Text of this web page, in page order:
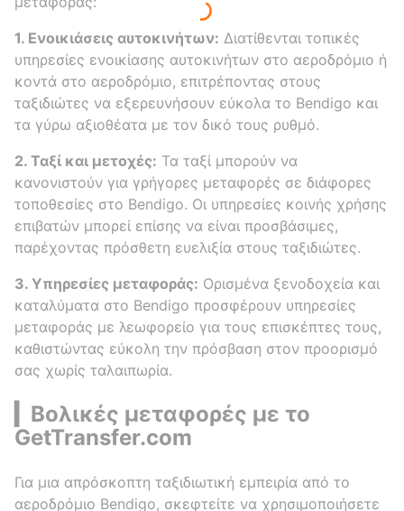
1. Ενοικιάσεις αυτοκινήτων: Διατίθενται τοπικές
υπηρεσίες ενοικίασης αυτοκινήτων στο αεροδρόμιο ή
κοντά στο αεροδρόμιο, επιτρέποντας στους
ταξιδιώτες να εξερευνήσουν εύκολα το Bendigo και
τα γύρω αξιοθέατα με τον δικό τους ρυθμό.
2. Ταξί και μετοχές: Τα ταξί μπορούν να
κανονιστούν για γρήγορες μεταφορές σε διάφορες
τοποθεσίες στο Bendigo. Οι υπηρεσίες κοινής χρήσης
επιβατών μπορεί επίσης να είναι προσβάσιμες,
παρέχοντας πρόσθετη ευελιξία στους ταξιδιώτες.
3. Υπηρεσίες μεταφοράς: Ορισμένα ξενοδοχεία και
καταλύματα στο Bendigo προσφέρουν υπηρεσίες
μεταφοράς με λεωφορείο για τους επισκέπτες τους,
καθιστώντας εύκολη την πρόσβαση στον προορισμό
σας χωρίς ταλαιπωρία.
▎Βολικές μεταφορές με το
GetTransfer.com
Για μια απρόσκοπτη ταξιδιωτική εμπειρία από το
αεροδρόμιο Bendigo, σκεφτείτε να χρησιμοποιήσετε